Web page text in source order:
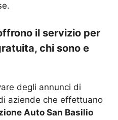
il servizio per
chi sono e
degli annunci di
aziende che effettuano
Auto San Basilio